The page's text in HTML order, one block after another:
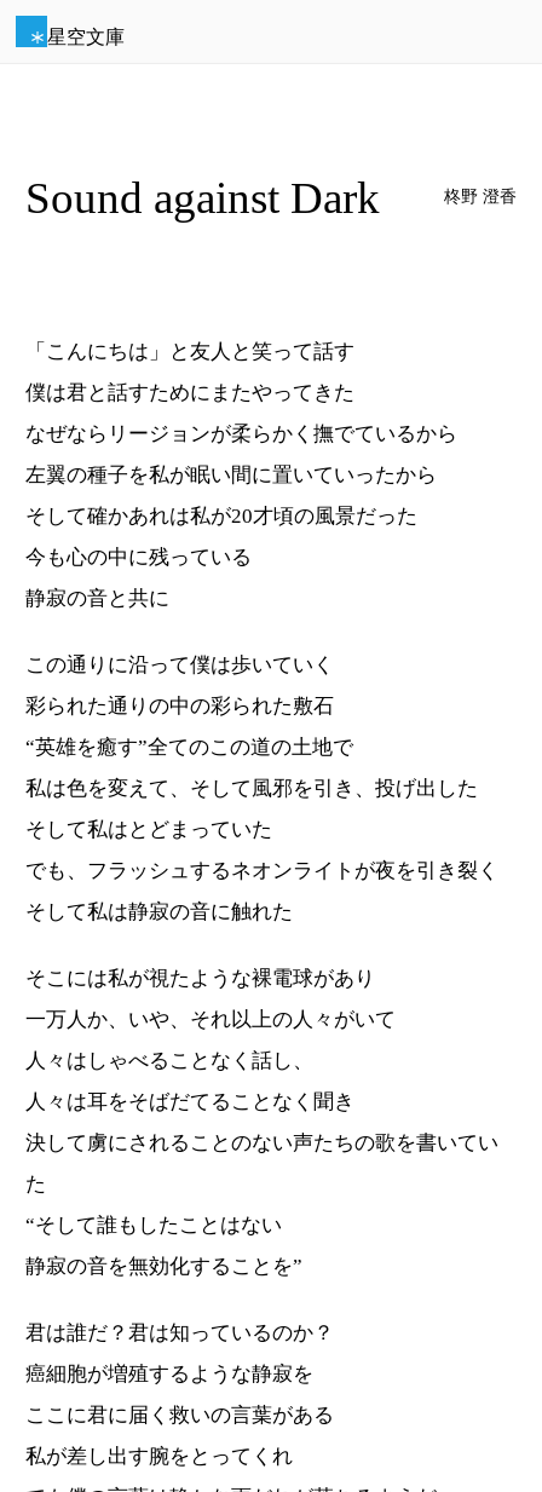
星空文庫
Sound against Dark 柊野 澄香
「こんにちは」と友人と笑って話す
僕は君と話すためにまたやってきた
なぜならリージョンが柔らかく撫でているから
左翼の種子を私が眠い間に置いていったから
そして確かあれは私が20才頃の風景だった
今も心の中に残っている
静寂の音と共に
この通りに沿って僕は歩いていく
彩られた通りの中の彩られた敷石
“英雄を癒す”全てのこの道の土地で
私は色を変えて、そして風邪を引き、投げ出した
そして私はとどまっていた
でも、フラッシュするネオンライトが夜を引き裂く
そして私は静寂の音に触れた
そこには私が視たような裸電球があり
一万人か、いや、それ以上の人々がいて
人々はしゃべることなく話し、
人々は耳をそばだてることなく聞き
決して虜にされることのない声たちの歌を書いてい
た
“そして誰もしたことはない
静寂の音を無効化することを”
君は誰だ？君は知っているのか？
癌細胞が増殖するような静寂を
ここに君に届く救いの言葉がある
私が差し出す腕をとってくれ